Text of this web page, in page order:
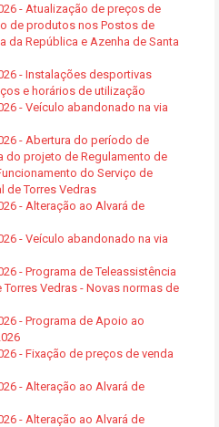
- Atualização de preços de
de produtos nos Postos de
da República e Azenha de Santa
- Instalações desportivas
e horários de utilização
- Veículo abandonado na via
- Abertura do período de
do projeto de Regulamento de
do Serviço de
de Torres Vedras
- Alteração ao Alvará de
- Veículo abandonado na via
- Programa de Teleassistência
Vedras - Novas normas de
- Programa de Apoio ao
- Fixação de preços de venda
- Alteração ao Alvará de
- Alteração ao Alvará de